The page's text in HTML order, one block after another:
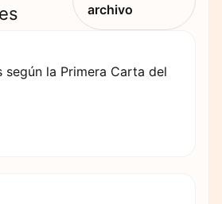
archivo
según la Primera Carta del